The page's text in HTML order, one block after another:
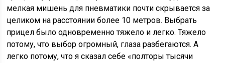
мелкая мишень для пневматики почти скрывается за
целиком на расстоянии более 10 метров. Выбрать
прицел было одновременно тяжело и легко. Тяжело
потому, что выбор огромный, глаза разбегаются. А
легко потому, что я сказал себе «полторы тысячи